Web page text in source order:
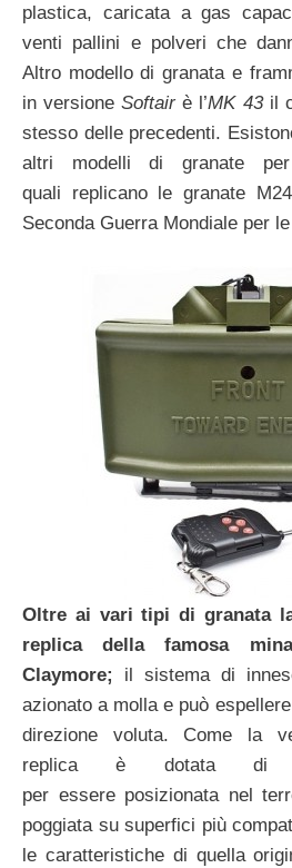
plastica, caricata a gas
venti pallini e polveri che
Altro modello di granata e
in versioneSoftairè l’MK 43il
stesso delle precedenti.
altri modelli di granate
quali replicano le granate
Seconda Guerra Mondiale per
Oltre ai vari tipi di granata
replica della famosa
Claymore;
il sistema di
azionato a molla e può
direzione voluta. Come la
replica è dotata di
per essere posizionata nel
poggiata su superfici più
le caratteristiche di quella